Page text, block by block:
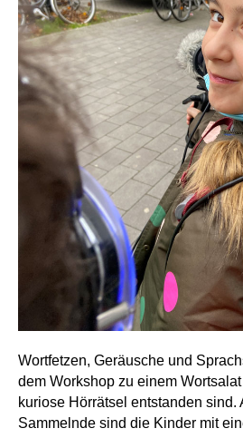
Wortfetzen, Geräusche und
dem Workshop zu einem
kuriose Hörrätsel entstanden sind.
Sammelnde sind die Kinder mit